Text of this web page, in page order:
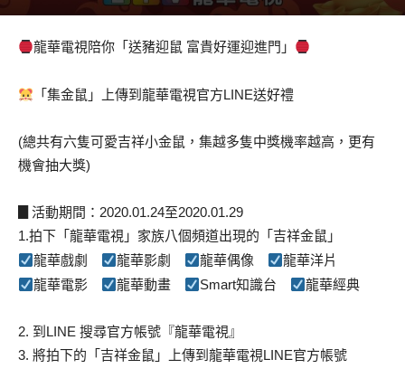
龍華電視陪你「送豬迎鼠 富貴好運迎進門」
「集金鼠」上傳到龍華電視官方LINE送好禮
(總共有六隻可愛吉祥小金鼠，集越多隻中獎機率越高，更有
機會抽大獎)
▊活動期間：2020.01.24至2020.01.29
1.拍下「龍華電視」家族八個頻道出現的「吉祥金鼠」
龍華戲劇
龍華影劇 龍華偶像
龍華洋片
龍華電影
龍華動畫 Smart知識台 龍華經典
2. 到LINE 搜尋官方帳號『龍華電視』
3. 將拍下的「吉祥金鼠」上傳到龍華電視LINE官方帳號